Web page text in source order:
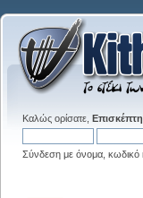
Καλώς ορίσατε,
Σύνδεση με όνομα, κωδικό